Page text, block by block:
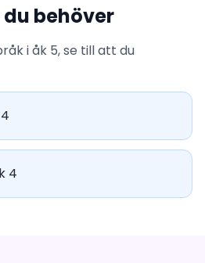
behöver
i åk 5, se till att du
4